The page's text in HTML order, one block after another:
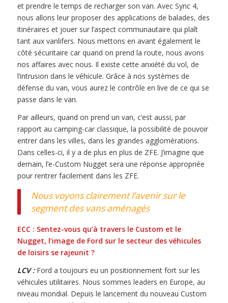
et prendre le temps de recharger son van. Avec Sync 4,
nous allons leur proposer des applications de balades, des
itinéraires et jouer sur l’aspect communautaire qui plaît
tant aux vanlifers. Nous mettons en avant également le
côté sécuritaire car quand on prend la route, nous avons
nos affaires avec nous. Il existe cette anxiété du vol, de
l’intrusion dans le véhicule. Grâce à nos systèmes de
défense du van, vous aurez le contrôle en live de ce qui se
passe dans le van.
Par ailleurs, quand on prend un van, c’est aussi, par
rapport au camping-car classique, la possibilité de pouvoir
entrer dans les villes, dans les grandes agglomérations.
Dans celles-ci, il y a de plus en plus de ZFE. J’imagine que
demain, l’e-Custom Nugget sera une réponse appropriée
pour rentrer facilement dans les ZFE.
Nous voyons clairement l’avenir sur le
segment des vans aménagés
ECC : Sentez-vous qu’à travers le Custom et le
Nugget, l’image de Ford sur le secteur des véhicules
de loisirs serajeunit ?
LCV : Ford a toujours eu un positionnement fort sur les
véhicules utilitaires. Nous sommes leaders en Europe, au
niveau mondial. Depuis le lancement du nouveau Custom